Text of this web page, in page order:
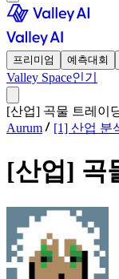
프리미엄 예측대회
Valley Space인기
[산업] 곡물 트레이
Aurum
[1] 산업 분
[산업] 곡